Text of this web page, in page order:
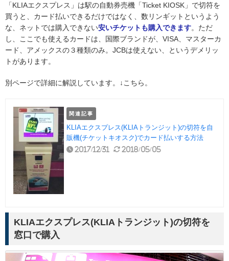
「KLIAエクスプレス」は駅の自動券売機「Ticket KIOSK」で切符を
買うと、カード払いできるだけではなく、数リンギットというよう
な、ネットでは購入できない安いチケットも購入できます。ただ
し、ここでも使えるカードは、国際ブランドが、VISA、マスターカ
ード、アメックスの３種類のみ。JCBは使えない、というデメリッ
トがあります。
別ページで詳細に解説しています。↓こちら。
関連記事
KLIAエクスプレス(KLIAトランジット)の切符を自
販機(チケットキオスク)でカード払いする方法
2017/12/31 2018/05/05
KLIAエクスプレス(KLIAトランジット)の切符を
窓口で購入